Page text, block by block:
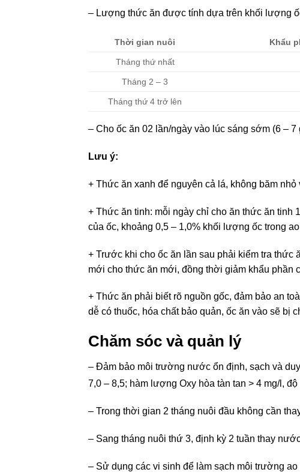
– Lượng thức ăn được tính dựa trên khối lượng
Thời gian nuôi Khẩu
Tháng thứ nhất
Tháng 2 – 3
Tháng thứ 4 trở lên
– Cho ốc ăn 02 lần/ngày vào lúc sáng sớm (6 –
Lưu ý:
+ Thức ăn xanh để nguyên cả lá, không băm
+ Thức ăn tinh: mỗi ngày chỉ cho ăn thức ăn
của ốc, khoảng 0,5 – 1,0% khối lượng ốc trong
+ Trước khi cho ốc ăn lần sau phải kiểm tra thức
mới cho thức ăn mới, đồng thời giảm khẩu phần
+ Thức ăn phải biết rõ nguồn gốc, đảm bảo an
dễ có thuốc, hóa chất bảo quản, ốc ăn vào sẽ bị
Chăm sóc và quản lý
– Đảm bảo môi trường nước ổn định, sạch và
7,0 – 8,5; hàm lượng Oxy hòa tàn tan > 4 mg/l,
– Trong thời gian 2 tháng nuôi đầu không cần
– Sang tháng nuôi thứ 3, định kỳ 2 tuần thay
– Sử dụng các vi sinh để làm sạch môi trường